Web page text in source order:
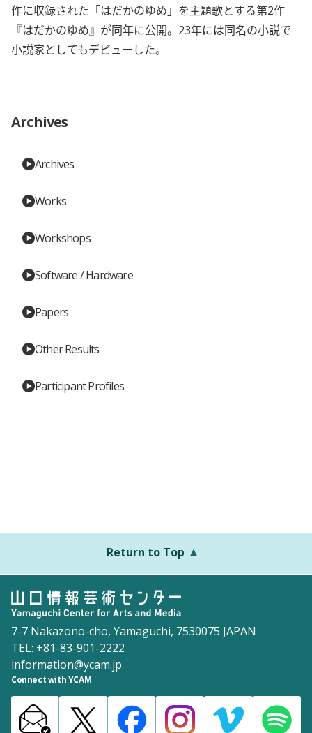
作に収録された「はだかのゆめ」を主題歌とする第2作
『はだかのゆめ』が同年に公開。23年には同名の小説で
小説家としてもデビューした。
Archives
Archives
Works
Workshops
Software / Hardware
Papers
Other Results
Participant Profiles
Return to Top
7-7 Nakazono-cho, Yamaguchi, 7530075 JAPAN
TEL: +81-83-901-2222
information@ycam.jp
Connect with YCAM